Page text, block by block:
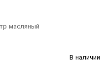
масляный
В наличии